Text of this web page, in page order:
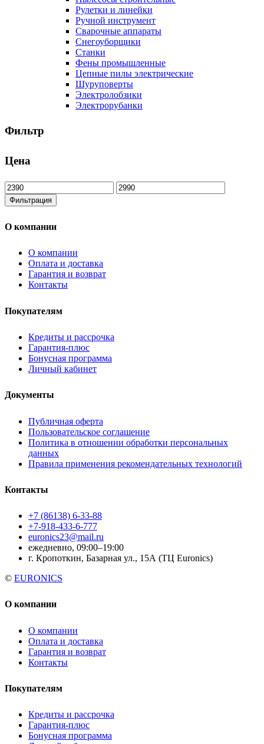
Рулетки и линейки
Ручной инструмент
Сварочные аппараты
Снегоуборщики
Станки
Фены промышленные
Цепные пилы электрические
Шуруповерты
Электролобзики
Электрорубанки
Фильтр
Цена
Минимальная
цена
Максимальная
цена
Фильтрация
О компании
О компании
Оплата и доставка
Гарантия и возврат
Контакты
Покупателям
Кредиты и рассрочка
Гарантия-плюс
Бонусная программа
Личный кабинет
Документы
Публичная оферта
Пользовательское соглашение
Политика в отношении обработки персональных
данных
Правила применения рекомендательных технологий
Контакты
+7 (86138) 6-33-88
+7-918-433-6-777
euronics23@mail.ru
ежедневно, 09:00–19:00
г. Кропоткин, Базарная ул., 15А (ТЦ Euronics)
© EURONICS
О компании
О компании
Оплата и доставка
Гарантия и возврат
Контакты
Покупателям
Кредиты и рассрочка
Гарантия-плюс
Бонусная программа